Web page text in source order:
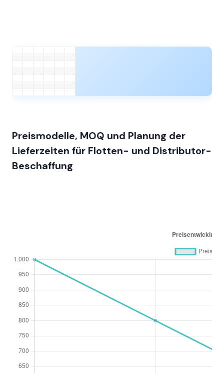
Preismodelle, MOQ und Planung der
Lieferzeiten für Flotten- und Distributor-
Beschaffung